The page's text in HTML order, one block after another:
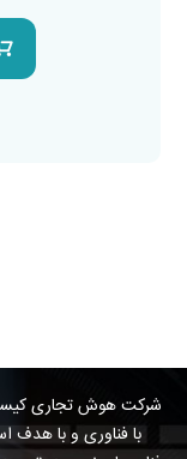
با فناوری و با هدف